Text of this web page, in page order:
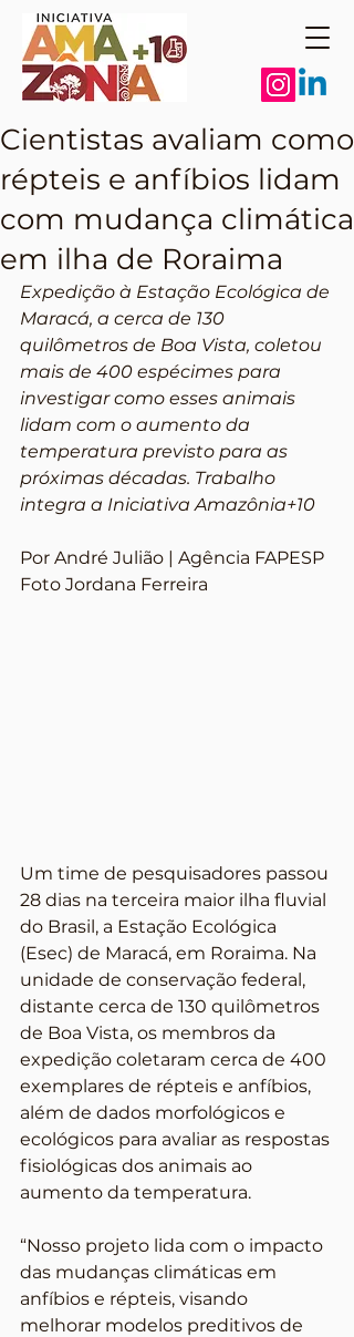
Cientistas avaliam como
répteis e anfíbios lidam
com mudança climática
em ilha de Roraima
Expedição à Estação Ecológica de
Maracá, a cerca de 130
quilômetros de Boa Vista, coletou
mais de 400 espécimes para
investigar como esses animais
lidam com o aumento da
temperatura previsto para as
próximas décadas. Trabalho
integra a Iniciativa Amazônia+10
Por André Julião | Agência FAPESP
Foto Jordana Ferreira
Um time de pesquisadores passou
28 dias na terceira maior ilha fluvial
do Brasil, a Estação Ecológica
(Esec) de Maracá, em Roraima. Na
unidade de conservação federal,
distante cerca de 130 quilômetros
de Boa Vista, os membros da
expedição coletaram cerca de 400
exemplares de répteis e anfíbios,
além de dados morfológicos e
ecológicos para avaliar as respostas
fisiológicas dos animais ao
aumento da temperatura.
“Nosso projeto lida com o impacto
das mudanças climáticas em
anfíbios e répteis, visando
melhorar modelos preditivos de